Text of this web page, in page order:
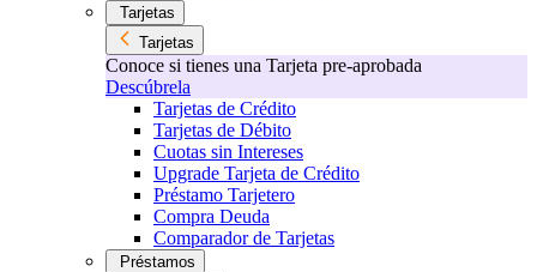
Tarjetas
Tarjetas
Conoce si tienes una Tarjeta pre-aprobada
Descúbrela
Tarjetas de Crédito
Tarjetas de Débito
Cuotas sin Intereses
Upgrade Tarjeta de Crédito
Préstamo Tarjetero
Compra Deuda
Comparador de Tarjetas
Préstamos